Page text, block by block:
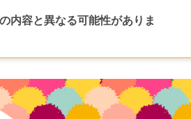
内容と異なる可能性がありま